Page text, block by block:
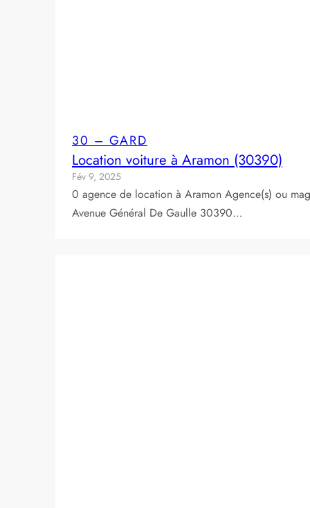
30 – GARD
Location voiture à Aramon (30390)
Fév 9, 2025
0 agence de location à Aramon Agence(s) ou
Avenue Général De Gaulle 30390…